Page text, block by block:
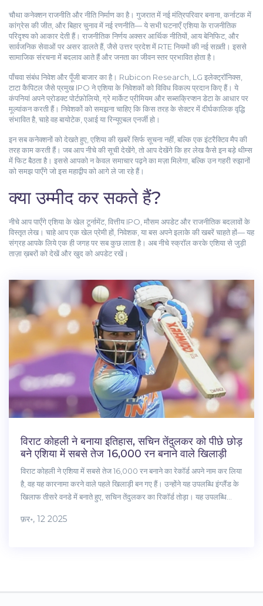
चौथा कनेक्शन राजनीति और नीति निर्माण का है। गुजरात में नई मंत्रिपरिवार बनाना, कर्नाटक में
कांग्रेस की जीत, और बिहार चुनाव में नई रणनीति— ये सभी घटनाएँ एशिया के राजनीतिक
परिदृश्य को आकार देती हैं। राजनीतिक निर्णय अक्सर आर्थिक नीतियों, आय बेनिफिट, और
सार्वजनिक सेवाओं पर असर डालते हैं, जैसे उत्तर प्रदेश में RTE नियमों की नई सख़्ती। इससे
सामाजिक संरचना में बदलाव आते हैं और जनता का जीवन स्तर प्रभावित होता है।
पाँचवा संबंध निवेश और पूँजी बाजार का है। Rubicon Research, LG इलेक्ट्रॉनिक्स,
टाटा कैपिटल जैसे प्रमुख IPO ने एशिया के निवेशकों को विविध विकल्प प्रदान किए हैं। ये
कंपनियां अपने प्रोडक्ट पोर्टफ़ोलियो, ग्रे मार्केट प्रीमियम और सब्सक्रिप्शन डेटा के आधार पर
मूल्यांकन करती हैं। निवेशकों को समझना चाहिए कि किस तरह के सेक्टर में दीर्घकालिक वृद्धि
संभावित है, चाहे वह बायोटेक, एआई या रिन्यूएबल एनर्जी हो।
इन सब कनेक्शनों को देखते हुए, एशिया की ख़बरें सिर्फ सूचना नहीं, बल्कि एक इंटरैक्टिव मैप की
तरह काम करती हैं। जब आप नीचे की सूची देखेंगे, तो आप देखेंगे कि हर लेख कैसे इन बड़े थीम्स
में फिट बैठता है। इससे आपको न केवल समाचार पढ़ने का मज़ा मिलेगा, बल्कि उन गहरी रुझानों
को समझ पाएँगे जो इस महाद्वीप को आगे ले जा रहे हैं।
क्या उम्मीद कर सकते हैं?
नीचे आप पाएँगे एशिया के खेल टूर्नामेंट, वित्तीय IPO, मौसम अपडेट और राजनीतिक बदलावों के
विस्तृत लेख। चाहे आप एक खेल प्रेमी हों, निवेशक, या बस अपने इलाके की खबरें चाहते हों— यह
संग्रह आपके लिये एक ही जगह पर सब कुछ लाता है। अब नीचे स्क्रॉल करके एशिया से जुड़ी
ताज़ा ख़बरों को देखें और खुद को अपडेट रखें।
विराट कोहली ने बनाया इतिहास, सचिन तेंदुलकर को पीछे छोड़
बने एशिया में सबसे तेज 16,000 रन बनाने वाले खिलाड़ी
विराट कोहली ने एशिया में सबसे तेज 16,000 रन बनाने का रेकॉर्ड अपने नाम कर लिया
है, वह यह कारनामा करने वाले पहले खिलाड़ी बन गए हैं। उन्होंने यह उपलब्धि इंग्लैंड के
खिलाफ तीसरे वनडे में बनाते हुए, सचिन तेंदुलकर का रिकॉर्ड तोड़ा। यह उपलब्धि
फ़र॰, 12 2025